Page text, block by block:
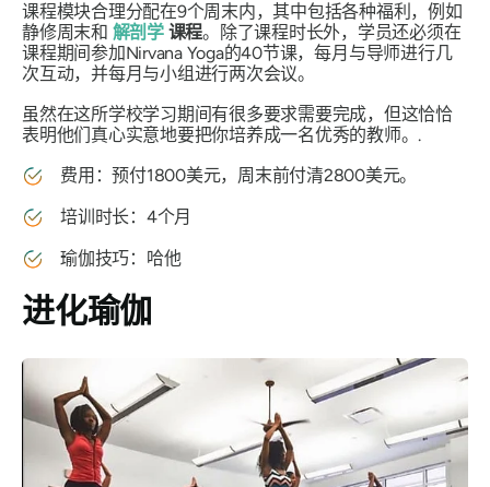
课程模块合理分配在9个周末内，其中包括各种福利，例如
静修周末和 解剖学课程。除了课程时长外，学员还必须在
课程期间参加Nirvana Yoga的40节课，每月与导师进行几
次互动，并每月与小组进行两次会议。
虽然在这所学校学习期间有很多要求需要完成，但这恰恰
表明他们真心实意地要把你培养成一名优秀的教师。.
费用：预付1800美元，周末前付清2800美元。
培训时长：4个月
瑜伽技巧：哈他
进化瑜伽